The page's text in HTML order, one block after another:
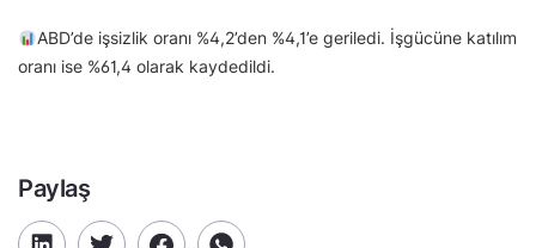
ABD’de işsizlik oranı %4,2’den %4,1’e geriledi. İşgücüne katılım
oranı ise %61,4 olarak kaydedildi.
Paylaş